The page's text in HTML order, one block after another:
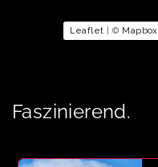
Leaflet | © Mapbox
Faszinierend.